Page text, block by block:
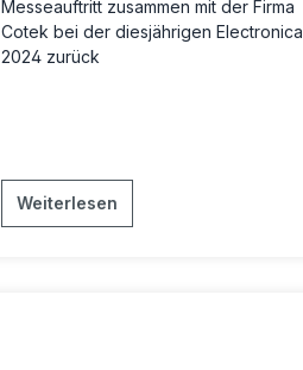
Messeauftritt zusammen mit der Firma
Cotek bei der diesjährigen Electronica
2024 zurück
Weiterlesen